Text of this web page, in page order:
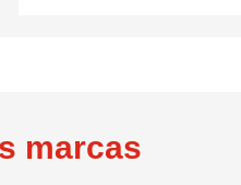
marcas